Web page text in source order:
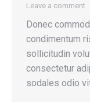
Leave a comment
Donec
condimentum
sollicitudin
consectetur
sodales odio